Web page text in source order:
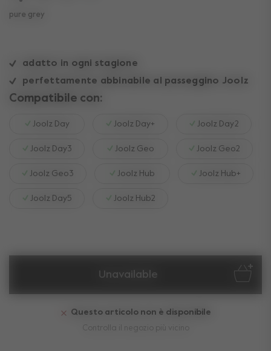
adatto in ogni stagione
perfettamente abbinabile al passeggino Joolz
pure grey
Compatibile con:
Joolz Day Joolz Day+ Joolz Day2
Joolz Day3 Joolz Geo Joolz Geo2
Joolz Geo3 Joolz Hub Joolz Hub+
Joolz Day5 Joolz Hub2
Unavailable
Questo articolo non è disponibile